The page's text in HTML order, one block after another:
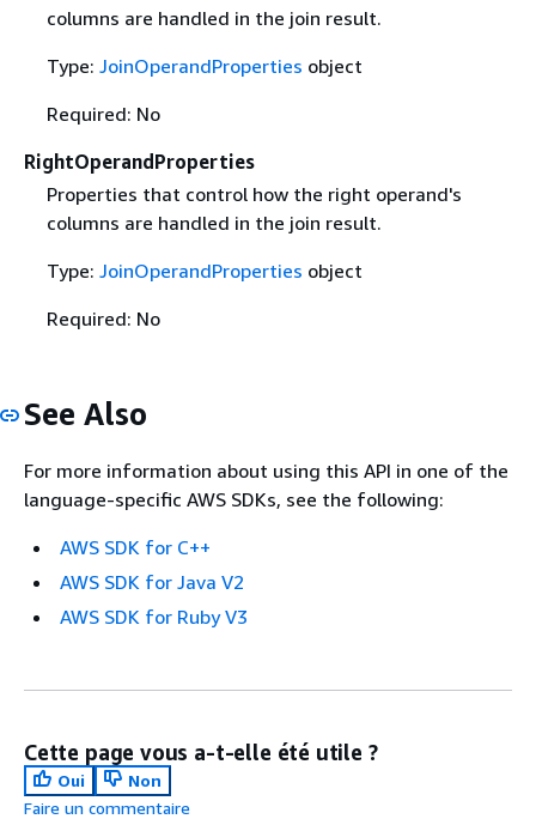
columns are handled in the join result.
Type: JoinOperandProperties object
Required: No
RightOperandProperties
Properties that control how the right operand's
columns are handled in the join result.
Type: JoinOperandProperties object
Required: No
See Also
For more information about using this API in one of the
language-specific AWS SDKs, see the following:
AWS SDK for C++
AWS SDK for Java V2
AWS SDK for Ruby V3
Cette page vous a-t-elle été utile ?
Oui
Non
Faire un commentaire